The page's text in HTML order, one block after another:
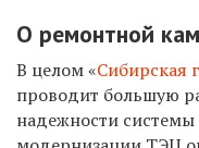
О ремонтной
В целом «Сибирская
проводит большую
надежности